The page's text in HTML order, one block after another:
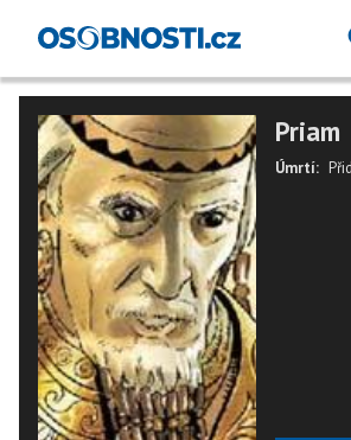
Priam
Úmrtí: